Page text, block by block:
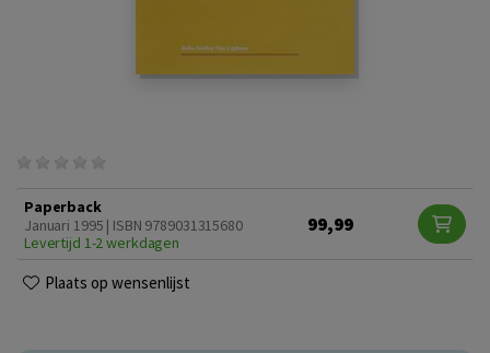
Paperback
Januari 1995 | ISBN 9789031315680
Levertijd 1-2 werkdagen
99,99
Plaats op wensenlijst